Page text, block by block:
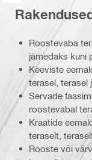
Roostevaba
jämedaks kuni
Keeviste
terasel, terasel
Servade
roostevabal
Kraatide
teraselt,
Rooste või